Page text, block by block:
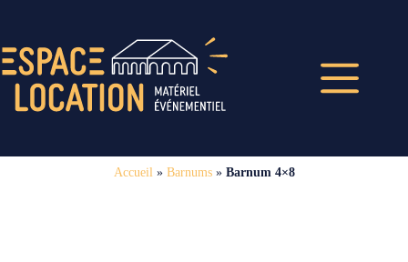
Accueil» Barnums» Barnum 4×8